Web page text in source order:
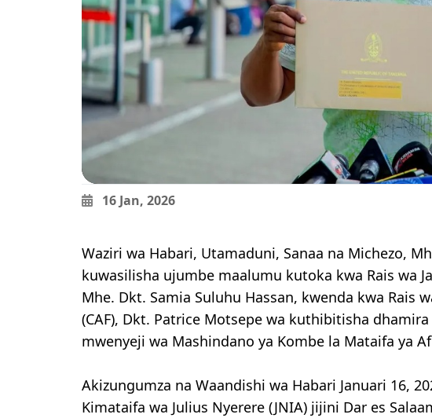
16 Jan, 2026
Waziri wa Habari, Utamaduni, Sanaa na Michezo,
kuwasilisha ujumbe maalumu kutoka kwa Rais wa
Mhe. Dkt. Samia Suluhu Hassan, kwenda kwa Rais
(CAF), Dkt. Patrice Motsepe wa kuthibitisha
mwenyeji wa Mashindano ya Kombe la Mataifa ya
Akizungumza na Waandishi wa Habari Januari 16,
Kimataifa wa Julius Nyerere (JNIA) jijini Dar es